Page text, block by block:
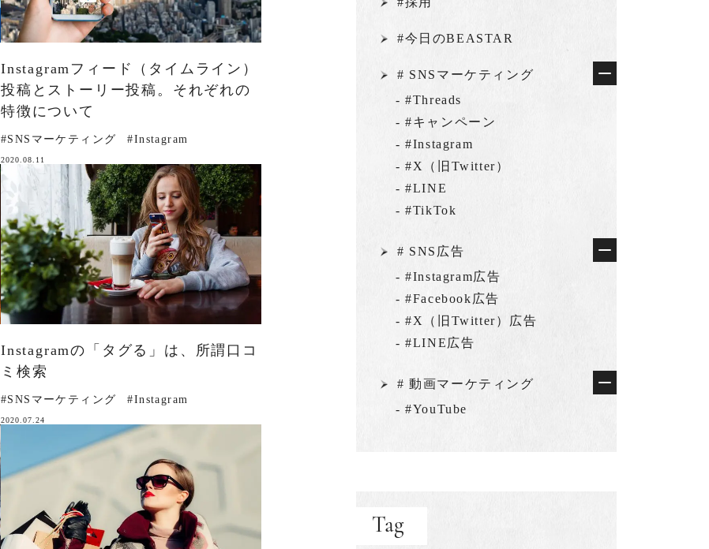
Instagramフィード（タイムライン）
投稿とストーリー投稿。それぞれの
特徴について
#SNSマーケティング #Instagram
2020.08.11
Instagramの「タグる」は、所謂口コ
ミ検索
#SNSマーケティング #Instagram
2020.07.24
#今日のBEASTAR
# SNSマーケティング
- #Threads
- #キャンペーン
- #Instagram
- #X（旧Twitter）
- #LINE
- #TikTok
# SNS広告
- #Instagram広告
- #Facebook広告
- #X（旧Twitter）広告
- #LINE広告
# 動画マーケティング
- #YouTube
Tag